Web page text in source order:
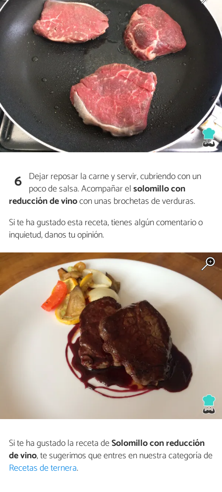
6 Dejar reposar la carne y servir, cubriendo con un
poco de salsa. Acompañar elsolomillo con
reducción de vinocon unas brochetas de verduras.
Si te ha gustado esta receta, tienes algún comentario o
inquietud, danos tu opinión.
Si te ha gustado la receta deSolomillo con reducción
de vino, te sugerimos que entres en nuestra categoría de
Recetas de ternera.